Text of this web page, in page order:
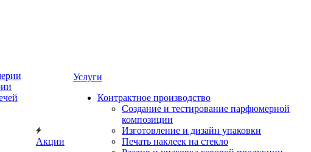
Акции
Услуги
Контрактное производство
Создание и тестирование парфюмерной
композиции
Изготовление и дизайн упаковки
Печать наклеек на стекло